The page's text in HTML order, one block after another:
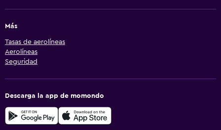
Más
Tasas de aerolíneas
Aerolíneas
Seguridad
Descarga la app de momondo